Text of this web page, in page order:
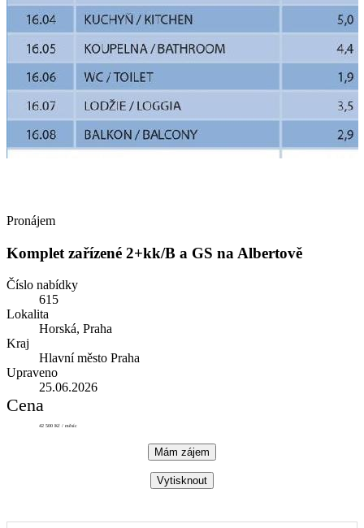
Pronájem
Komplet zařízené 2+kk/B a GS na Albertově
Číslo nabídky
615
Lokalita
Horská, Praha
Kraj
Hlavní město Praha
Upraveno
25.06.2026
Cena
42 500 Kč / měsíc
Mám zájem
Vytisknout